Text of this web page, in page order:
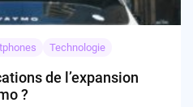
Technologie
de l’expansion
?